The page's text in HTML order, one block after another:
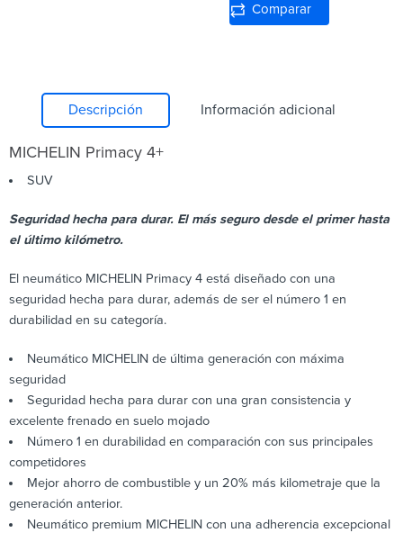
Comparar
Descripción Información adicional
MICHELIN Primacy 4+
SUV
Seguridad hecha para durar. El más seguro desde el primer hasta
el último kilómetro.
El neumático MICHELIN Primacy 4 está diseñado con una
seguridad hecha para durar, además de ser el número 1 en
durabilidad en su categoría.
Neumático MICHELIN de última generación con máxima
seguridad
Seguridad hecha para durar con una gran consistencia y
excelente frenado en suelo mojado
Número 1 en durabilidad en comparación con sus principales
competidores
Mejor ahorro de combustible y un 20% más kilometraje que la
generación anterior.
Neumático premium MICHELIN con una adherencia excepcional